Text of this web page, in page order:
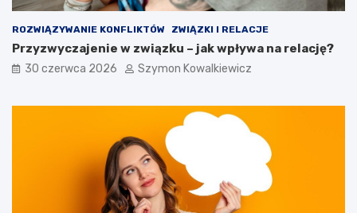
ROZWIĄZYWANIE KONFLIKTÓW ZWIĄZKI I RELACJE
Przyzwyczajenie w związku – jak wpływa na relację?
30 czerwca 2026 Szymon Kowalkiewicz